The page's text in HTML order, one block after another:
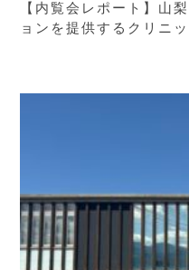
【内覧会レポート】山
ョンを提供するクリニ